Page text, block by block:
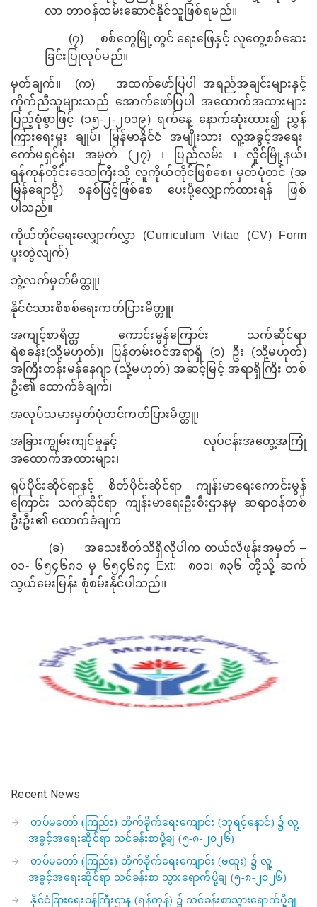
လာ တာဝန်ထမ်းဆောင်နိုင်သူဖြစ်ရမည်။
(၇)
စစ်တွေမြို့တွင် ရေးဖြေနှင့် လူတွေ့စစ်ဆေး
ခြင်းပြုလုပ်မည်။
မှတ်ချက်။ (က)
အထက်ဖော်ပြပါ အရည်အချင်းများနှင့်
ကိုက်ညီသူများသည် အောက်ဖော်ပြပါ အထောက်အထားများ
ပြည့်စုံစွာဖြင့် (၁၅-၂-၂၀၁၉) ရက်နေ့ နောက်ဆုံးထား၍ ညွှန်
ကြားရေးမှူး ချုပ်၊ မြန်မာနိုင်ငံ အမျိုးသား လူ့အခွင့်အရေး
ကော်မရှင်ရုံး၊ အမှတ် (၂၇) ၊ ပြည်လမ်း ၊ လှိုင်မြို့နယ်၊
ရန်ကုန်တိုင်းဒေသကြီးသို့ လူကိုယ်တိုင်ဖြစ်စေ၊ မှတ်ပုံတင် (အ
မြန်ချောပို့) စနစ်ဖြင့်ဖြစ်စေ ပေးပို့လျှောက်ထားရန် ဖြစ်
ပါသည်။
ကိုယ်တိုင်ရေးလျှောက်လွှာ (Curriculum Vitae (CV) Form
ပူးတွဲလျက်)
ဘွဲ့လက်မှတ်မိတ္တူ၊
နိုင်ငံသားစိစစ်ရေးကတ်ပြားမိတ္တူ၊
အကျင့်စာရိတ္တ ကောင်းမွန်ကြောင်း သက်ဆိုင်ရာ
ရဲစခန်း(သို့မဟုတ်)၊ ပြန်တမ်းဝင်အရာရှိ (၁) ဦး (သို့မဟုတ်)
အကြီးတန်းမန်နေဂျာ (သို့မဟုတ်) အဆင့်မြင့် အရာရှိကြီး တစ်
ဦး၏ ထောက်ခံချက်၊
အလုပ်သမားမှတ်ပုံတင်ကတ်ပြားမိတ္တူ၊
အခြားကျွမ်းကျင်မှုနှင့် လုပ်ငန်းအတွေ့အကြုံ
အထောက်အထားများ၊
ရုပ်ပိုင်းဆိုင်ရာနှင့် စိတ်ပိုင်းဆိုင်ရာ ကျန်းမာရေးကောင်းမွန်
ကြောင်း သက်ဆိုင်ရာ ကျန်းမာရေးဦးစီးဌာနမှ ဆရာဝန်တစ်
ဦးဦး၏ ထောက်ခံချက်
(ခ)
အသေးစိတ်သိရှိလိုပါက တယ်လီဖုန်းအမှတ် –
၀၁- ၆၅၄၆၈၁ မှ ၆၅၄၆၈၄
Ext:
၈၀၁၊ ၈၃၆ တို့သို့ ဆက်
သွယ်မေးမြန်း စုံစမ်းနိုင်ပါသည်။
Recent News
တပ်မတော် (ကြည်း) တိုက်ခိုက်ရေးကျောင်း (ဘုရင့်နောင်) ၌ လူ့
အခွင့်အရေးဆိုင်ရာ သင်ခန်းစာပို့ချ (၅-၈-၂၀၂၆)
တပ်မတော် (ကြည်း) တိုက်ခိုက်ရေးကျောင်း (ဗထူး) ၌ လူ့
အခွင့်အရေးဆိုင်ရာ သင်ခန်းစာ သွားရောက်ပို့ချ (၅-၈-၂၀၂၆)
နိုင်ငံခြားရေးဝန်ကြီးဌာန (ရန်ကုန်) ၌ သင်ခန်းစာသွားရောက်ပို့ချ